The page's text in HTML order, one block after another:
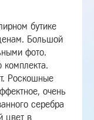
бутике
Большой
фото.
комплекта.
Роскошные
очень
серебра
цвет в